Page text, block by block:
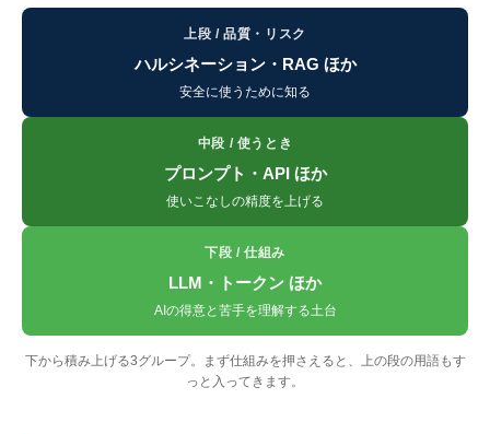
上段 / 品質・リスク
ハルシネーション・RAG ほか
安全に使うために知る
中段 / 使うとき
プロンプト・API ほか
使いこなしの精度を上げる
下段 / 仕組み
LLM・トークン ほか
AIの得意と苦手を理解する土台
下から積み上げる3グループ。まず仕組みを押さえると、上の段の用語もす
っと入ってきます。